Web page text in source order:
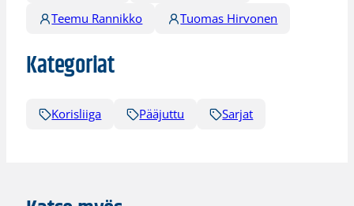
Teemu Rannikko Tuomas Hirvonen
Kategoriat
Korisliiga Pääjuttu Sarjat